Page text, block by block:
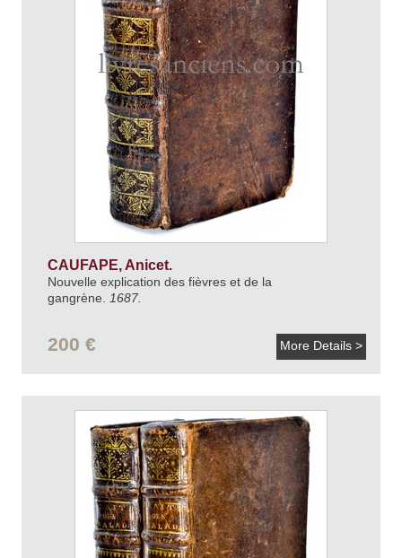
CAUFAPE, Anicet.
Nouvelle explication des fièvres et de la
gangrène.
1687.
200 € More Details >